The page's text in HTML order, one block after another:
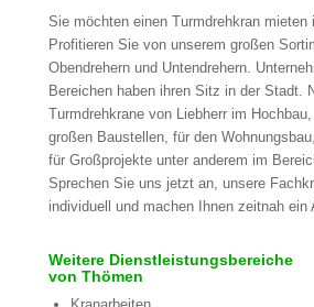
Sie möchten einen Turmdrehkran mieten
Profitieren Sie von unserem großen
Obendrehern und Untendrehern.
Bereichen haben ihren Sitz in der Stadt.
Turmdrehkrane von Liebherr im
großen Baustellen, für den
für Großprojekte unter anderem im
Sprechen Sie uns jetzt an, unsere
individuell und machen Ihnen zeitnah ein
Weitere Dienstleistungsbereiche
von Thömen